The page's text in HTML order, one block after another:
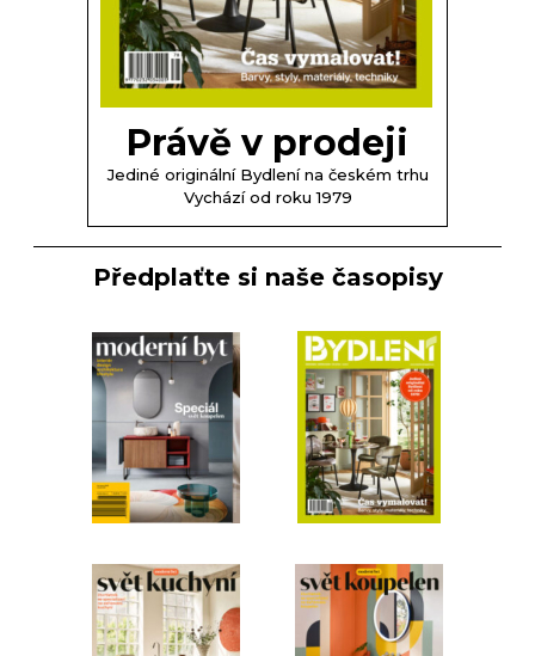
Právě v prodeji
Jediné originální Bydlení na českém trhu
Vychází od roku 1979
Předplaťte si naše časopisy